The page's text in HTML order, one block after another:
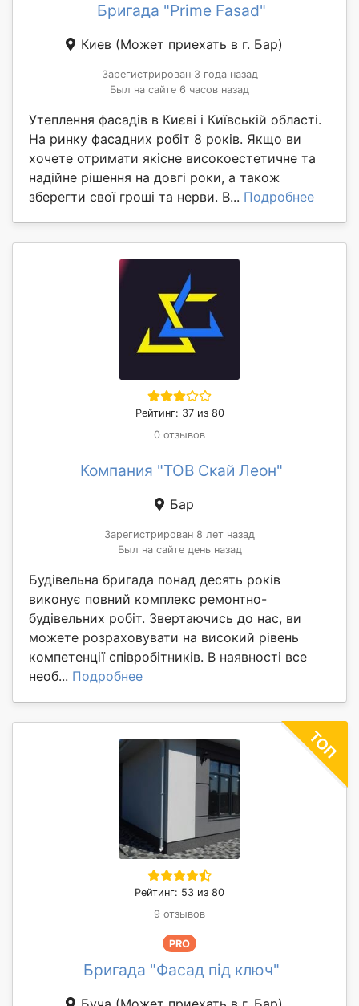
Бригада "Prime Fasad"
Киев (Может приехать в г. Бар)
Зарегистрирован 3 года назад
Был на сайте 6 часов назад
Утеплення фасадів в Києві і Київській області.
На ринку фасадних робіт 8 років. Якщо ви
хочете отримати якісне високоестетичне та
надійне рішення на довгі роки, а також
зберегти свої гроші та нерви. В... Подробнее
Рейтинг: 37 из 80
0 отзывов
Компания "ТОВ Скай Леон"
Бар
Зарегистрирован 8 лет назад
Был на сайте день назад
Будівельна бригада понад десять років
виконує повний комплекс ремонтно-
будівельних робіт. Звертаючись до нас, ви
можете розраховувати на високий рівень
компетенції співробітників. В наявності все
необ... Подробнее
Рейтинг: 53 из 80
9 отзывов
PRO
Бригада "Фасад під ключ"